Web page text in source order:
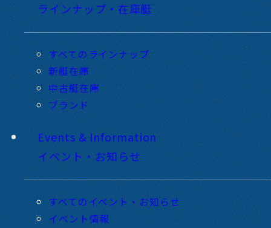
ラインナップ・在庫艇
すべてのラインナップ
新艇在庫
中古艇在庫
ブランド
Events & Information
イベント・お知らせ
すべてのイベント・お知らせ
イベント情報